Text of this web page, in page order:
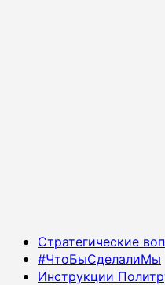
Основное
меню
Стратегические
#ЧтоБыСделалиМы
Инструкции